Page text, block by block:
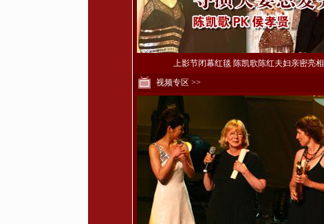
上影节闭幕红毯 陈凯歌陈红夫妇亲密亮相
视频专区 >>